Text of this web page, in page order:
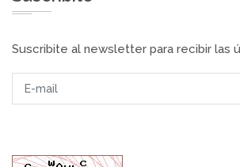
Suscribite al newsletter para recibir las